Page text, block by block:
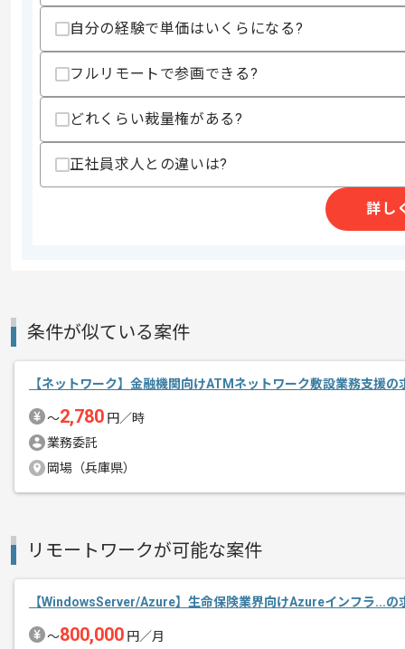
精算・お支払い
その他募集要項
商談回数
募集人数
1人
作業開始日
リモートワーク：週2日～3日ほどリモ
自分の経験で単価はいくらになる?
フルリモートで参画できる?
どれくらい裁量権がある?
正社員求人との違いは?
詳し
条件が似ている案件
【ネットワーク】金融機関向けATMネットワーク敷設業務支援の
〜2,780 円／時
業務委託
岡場（兵庫県）
リモートワークが可能な案件
【WindowsServer/Azure】生命保険業界向けAzureインフラ...の
〜800,000 円／月